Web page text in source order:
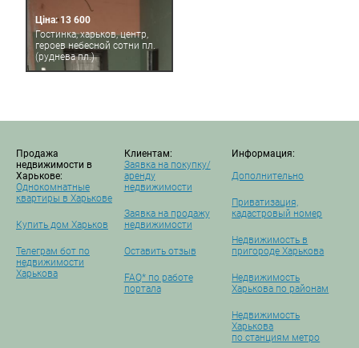
Ціна: 13 600
Гостинка, харьков, центр,
героев небесной сотни пл.
(руднева пл.)
Продажа
недвижимости в
Харькове:
Однокомнатные
квартиры в Харькове
Купить дом Харьков
Телеграм бот по
недвижимости
Харькова
Клиентам:
Заявка на покупку/
аренду
недвижимости
Заявка на продажу
недвижимости
Оставить отзыв
FAQ* по работе
портала
Информация:
Дополнительно
Приватизация,
кадастровый номер
Недвижимость в
пригороде Харькова
Недвижимость
Харькова по районам
Недвижимость
Харькова
по станциям метро